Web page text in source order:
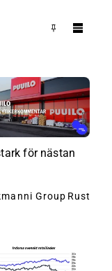
för nästan
Group Rusta